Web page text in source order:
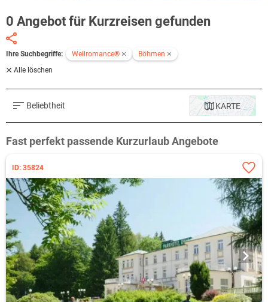
0 Angebot für Kurzreisen gefunden
Ihre Suchbegriffe: Wellromance®
Böhmen
Alle löschen
Beliebtheit KARTE
Fast perfekt passende Kurzurlaub Angebote
ID: 35824